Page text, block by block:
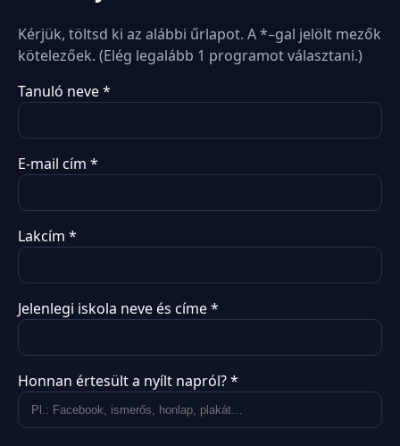
Kérjük, töltsd ki az alábbi űrlapot. A *–gal jelölt mezők
kötelezőek. (Elég legalább 1 programot választani.)
Tanuló neve *
E-mail cím *
Lakcím *
Jelenlegi iskola neve és címe *
Honnan értesült a nyílt napról? *